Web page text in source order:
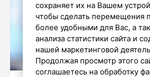
сохраняет их на Вашем
чтобы сделать перемещения
более удобными для Вас, а
анализа статистики сайта и
нашей маркетинговой
Продолжая просмотр этого
соглашаетесь на обработку